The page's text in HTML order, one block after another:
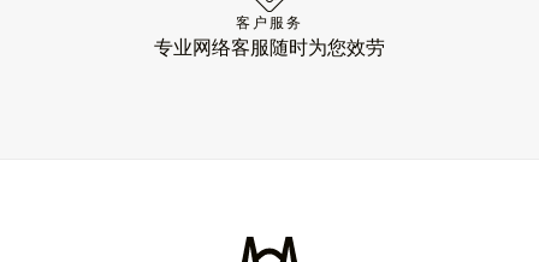
客户服务
专业网络客服随时为您效劳